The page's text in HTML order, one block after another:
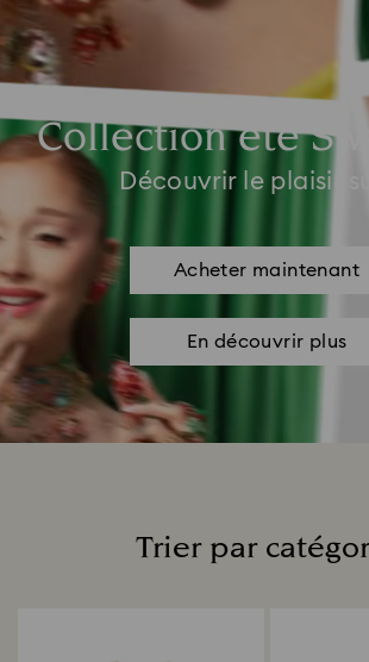
Collection été
Découvrir le plaisir
Acheter maintenant
En découvrir plus
Trier par